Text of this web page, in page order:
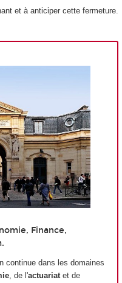
et à anticiper cette fermeture.
Finance,
continue dans les domaines
, de l'actuariat et de